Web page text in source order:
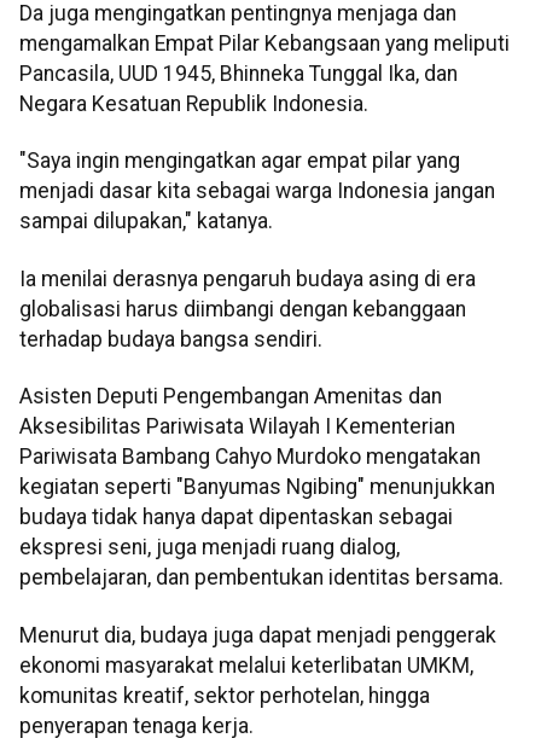
Da juga mengingatkan pentingnya menjaga dan
mengamalkan Empat Pilar Kebangsaan yang meliputi
Pancasila, UUD 1945, Bhinneka Tunggal Ika, dan
Negara Kesatuan Republik Indonesia.
"Saya ingin mengingatkan agar empat pilar yang
menjadi dasar kita sebagai warga Indonesia jangan
sampai dilupakan," katanya.
Ia menilai derasnya pengaruh budaya asing di era
globalisasi harus diimbangi dengan kebanggaan
terhadap budaya bangsa sendiri.
Asisten Deputi Pengembangan Amenitas dan
Aksesibilitas Pariwisata Wilayah I Kementerian
Pariwisata Bambang Cahyo Murdoko mengatakan
kegiatan seperti "Banyumas Ngibing" menunjukkan
budaya tidak hanya dapat dipentaskan sebagai
ekspresi seni, juga menjadi ruang dialog,
pembelajaran, dan pembentukan identitas bersama.
Menurut dia, budaya juga dapat menjadi penggerak
ekonomi masyarakat melalui keterlibatan UMKM,
komunitas kreatif, sektor perhotelan, hingga
penyerapan tenaga kerja.